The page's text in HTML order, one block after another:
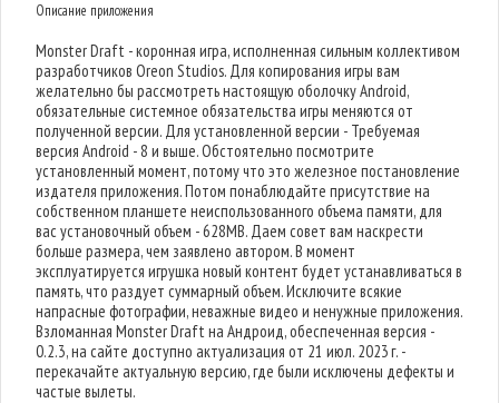
Описание приложения
Monster Draft - коронная игра, исполненная сильным коллективом
разработчиков Oreon Studios. Для копирования игры вам
желательно бы рассмотреть настоящую оболочку Android,
обязательные системное обязательства игры меняются от
полученной версии. Для установленной версии - Требуемая
версия Android - 8 и выше. Обстоятельно посмотрите
установленный момент, потому что это железное постановление
издателя приложения. Потом понаблюдайте присутствие на
собственном планшете неиспользованного объема памяти, для
вас установочный объем - 628MB. Даем совет вам наскрести
больше размера, чем заявлено автором. В момент
эксплуатируется игрушка новый контент будет устанавливаться в
память, что раздует суммарный объем. Исключите всякие
напрасные фотографии, неважные видео и ненужные приложения.
Взломанная Monster Draft на Андроид, обеспеченная версия -
0.2.3, на сайте доступно актуализация от 21 июл. 2023 г. -
перекачайте актуальную версию, где были исключены дефекты и
частые вылеты.